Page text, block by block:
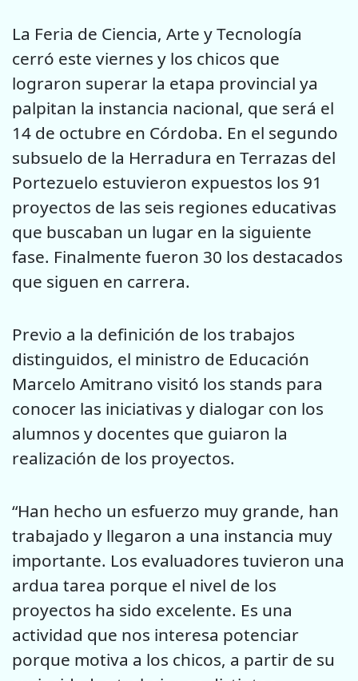
La Feria de Ciencia, Arte y Tecnología
cerró este viernes y los chicos que
lograron superar la etapa provincial ya
palpitan la instancia nacional, que será el
14 de octubre en Córdoba. En el segundo
subsuelo de la Herradura en Terrazas del
Portezuelo estuvieron expuestos los 91
proyectos de las seis regiones educativas
que buscaban un lugar en la siguiente
fase. Finalmente fueron 30 los destacados
que siguen en carrera.
Previo a la definición de los trabajos
distinguidos, el ministro de Educación
Marcelo Amitrano visitó los stands para
conocer las iniciativas y dialogar con los
alumnos y docentes que guiaron la
realización de los proyectos.
“Han hecho un esfuerzo muy grande, han
trabajado y llegaron a una instancia muy
importante. Los evaluadores tuvieron una
ardua tarea porque el nivel de los
proyectos ha sido excelente. Es una
actividad que nos interesa potenciar
porque motiva a los chicos, a partir de su